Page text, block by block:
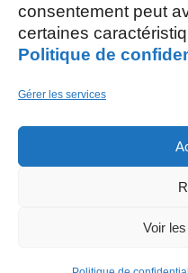
consentement peut
certaines
Politique de
Gérer les services
Voir
AOÛT, 2026
03
M
Restaurant scolaire, 5 rue